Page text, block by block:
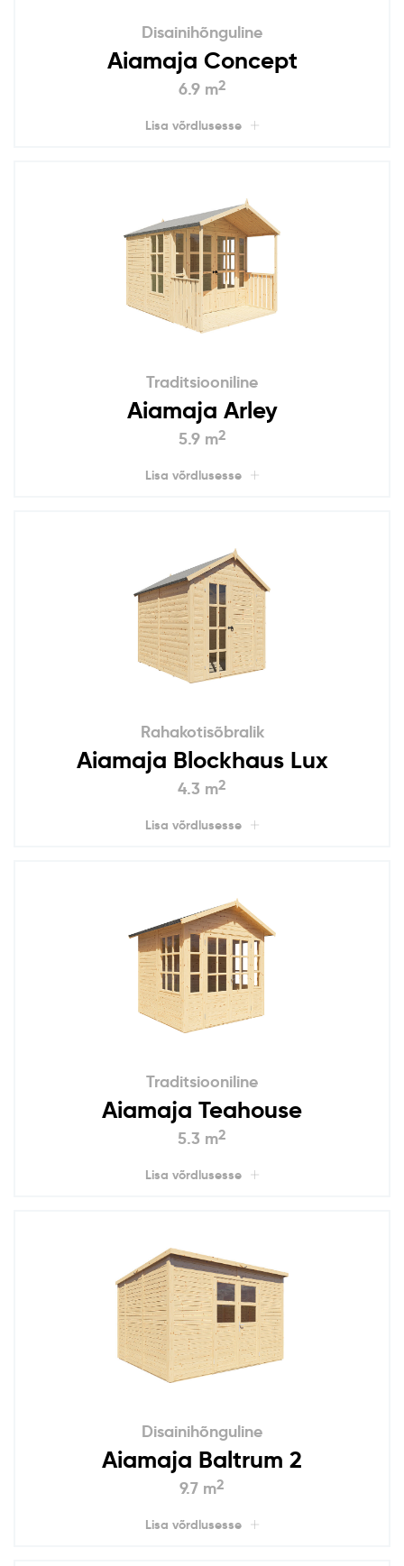
Disainihõnguline
Aiamaja Concept
6.9 m2
Lisa võrdlusesse
Traditsiooniline
Aiamaja Arley
5.9 m2
Lisa võrdlusesse
Rahakotisõbralik
Aiamaja Blockhaus Lux
4.3 m2
Lisa võrdlusesse
Traditsiooniline
Aiamaja Teahouse
5.3 m2
Lisa võrdlusesse
Disainihõnguline
Aiamaja Baltrum 2
9.7 m2
Lisa võrdlusesse